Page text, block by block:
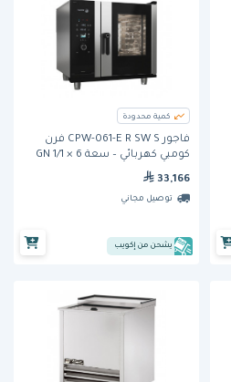
كمية محدودة
فاجور CPW-061-E R SW S فرن
كومبي كهربائي – سعة 6 × GN 1/1
33,166
توصيل مجاني
يشحن من إكويب